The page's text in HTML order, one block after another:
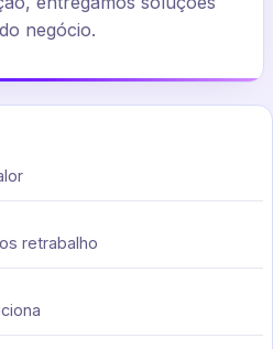
negócio.
retrabalho